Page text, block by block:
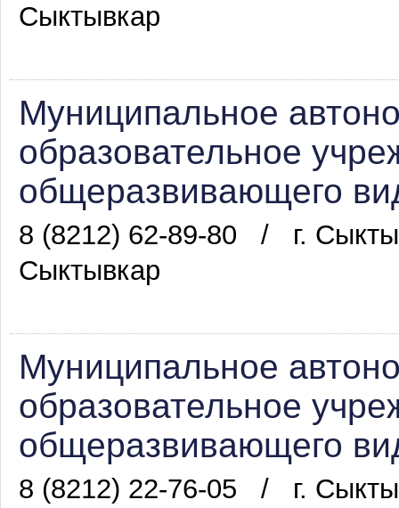
Сыктывкар
Муниципальное
образовательное
общеразвивающего
8 (8212) 62-89-80 /
г.
Сыктывкар
Муниципальное
образовательное
общеразвивающего
8 (8212) 22-76-05 /
г.